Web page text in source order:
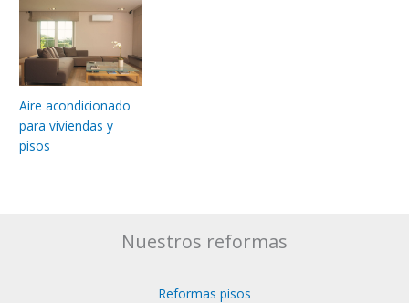
Aire acondicionado
para viviendas y
pisos
Nuestros reformas
Reformas pisos